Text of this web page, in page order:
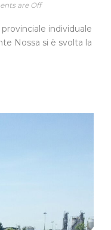
are Off
individuale
Nossa si è svolta la